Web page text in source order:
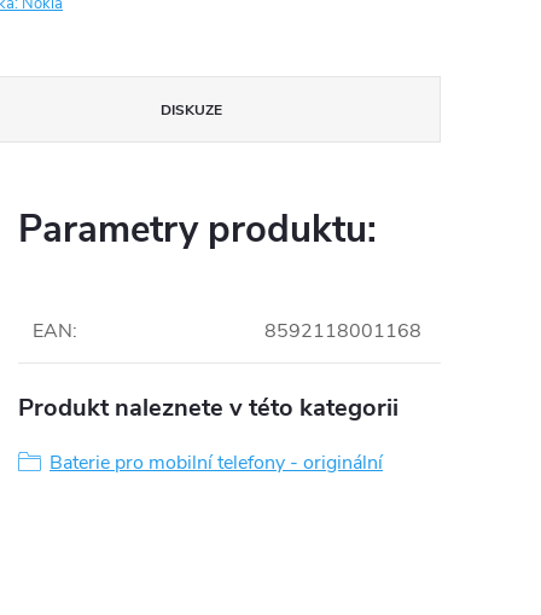
DISKUZE
Parametry produktu:
EAN: 8592118001168
Produkt naleznete v této kategorii
Baterie pro mobilní telefony - originální